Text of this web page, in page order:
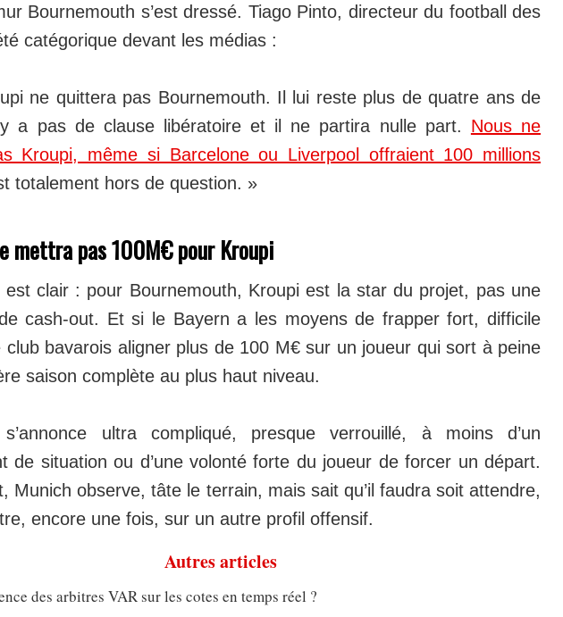
Bournemouth s’est dressé. Tiago Pinto, directeur du football des
catégorique devant les médias :
ne quittera pas Bournemouth. Il lui reste plus de quatre ans de
a pas de clause libératoire et il ne partira nulle part. Nous ne
Kroupi, même si Barcelone ou Liverpool offraient 100 millions
totalement hors de question. »
mettra pas 100M€ pour Kroupi
est clair : pour Bournemouth, Kroupi est la star du projet, pas une
cash-out. Et si le Bayern a les moyens de frapper fort, difficile
club bavarois aligner plus de 100 M€ sur un joueur qui sort à peine
saison complète au plus haut niveau.
ultra compliqué, presque verrouillé, à moins d’un
de situation ou d’une volonté forte du joueur de forcer un départ.
Munich observe, tâte le terrain, mais sait qu’il faudra soit attendre,
encore une fois, sur un autre profil offensif.
Autres articles
des arbitres VAR sur les cotes en temps réel ?